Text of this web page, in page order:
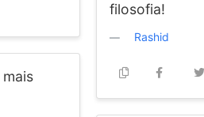
filosofia!
Rashid